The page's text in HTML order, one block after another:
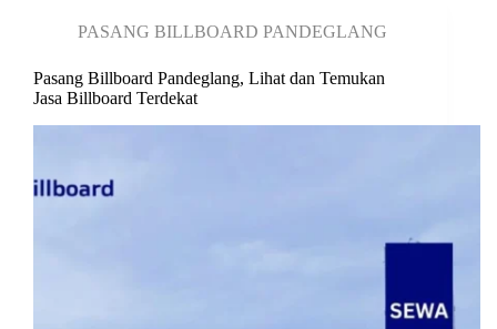
PASANG BILLBOARD PANDEGLANG
Pasang Billboard Pandeglang, Lihat dan Temukan
Jasa Billboard Terdekat